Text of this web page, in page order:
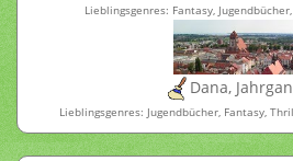
Lieblingsgenres: Fantasy,
Dana,
Lieblingsgenres: Jugendbücher, Fantasy,